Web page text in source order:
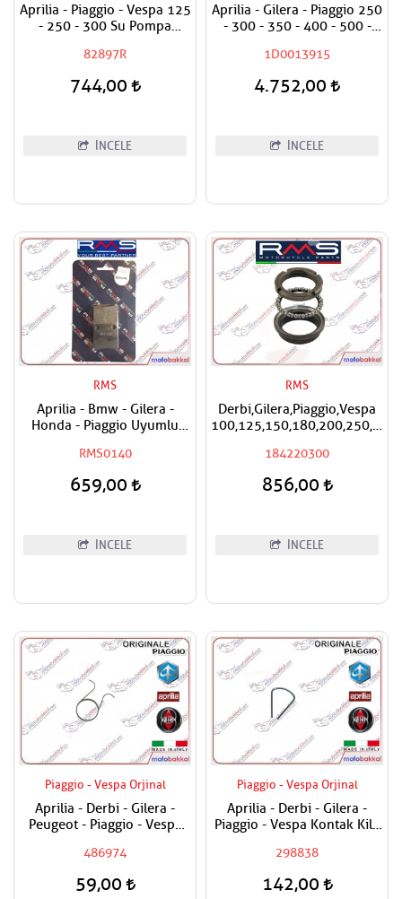
Aprilia - Piaggio - Vespa 125
- 250 - 300 Su Pompa
82897R
744,00
İNCELE
Aprilia - Gilera - Piaggio 250
- 300 - 350 - 400 - 500 -
Sinyal Flaşörü
1D0013915
4.752,00
İNCELE
RMS
Aprilia - Bmw - Gilera -
Honda - Piaggio Uyumlu
Balatası
RMS0140
659,00
İNCELE
RMS
Derbi,Gilera,Piaggio,Vespa
Mesnet Maşa Bilyası
184220300
856,00
İNCELE
Piaggio - Vespa Orjinal
Aprilia - Derbi - Gilera -
Peugeot - Piaggio - Vespa
486974
59,00
Piaggio - Vespa Orjinal
Aprilia - Derbi - Gilera -
Piaggio - Vespa Kontak Kilit
298838
142,00